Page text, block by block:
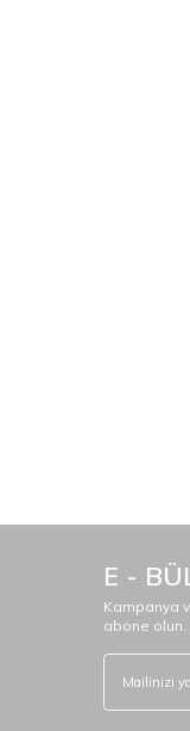
E -
Kampanya
abone olun.